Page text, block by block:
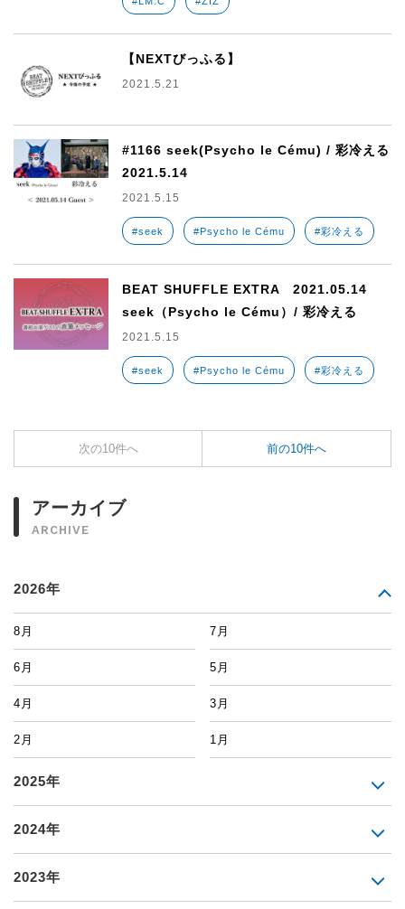
【NEXTびっふる】
2021.5.21
#1166 seek(Psycho le Cému) / 彩冷える
2021.5.14
2021.5.15
#seek #Psycho le Cému #彩冷える
BEAT SHUFFLE EXTRA 2021.05.14
seek（Psycho le Cému）/ 彩冷える
2021.5.15
#seek #Psycho le Cému #彩冷える
次の10件へ 前の10件へ
アーカイブ
ARCHIVE
2026年
8月 7月
6月 5月
4月 3月
2月 1月
2025年
2024年
2023年